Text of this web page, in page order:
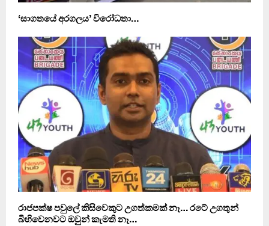
‘සාගතයේ අරගලය’ විරෝධතා…
රාජපක්ෂ පවුලේ කිසිවෙකුට උගත්කමක් නෑ… රටේ උගතුන්
බිහිවෙනවට ඔවුන් කැමති නෑ…